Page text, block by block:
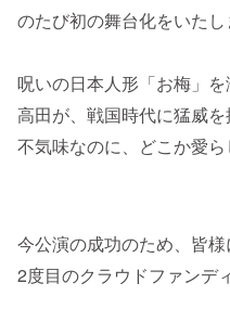
のたび初の舞台化をいたし
呪いの日本人形「お梅」
高田が、戦国時代に猛威
不気味なのに、どこか愛ら
今公演の成功のため、皆
2度目のクラウドファンデ